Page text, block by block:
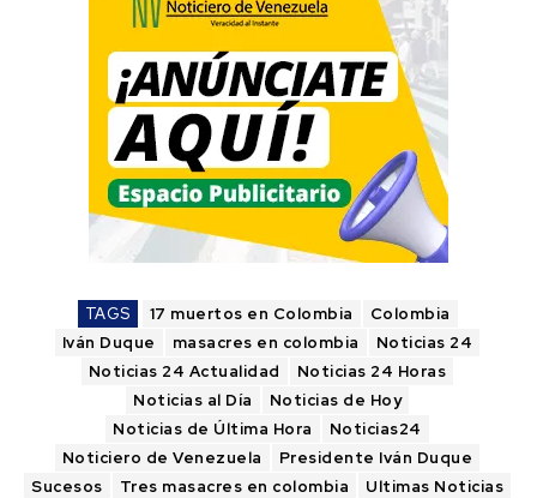
TAGS 17 muertos en Colombia
Colombia
Iván Duque
masacres en colombia
Noticias 24
Noticias 24 Actualidad
Noticias 24 Horas
Noticias al Día
Noticias de Hoy
Noticias de Última Hora
Noticias24
Noticiero de Venezuela
Presidente Iván Duque
Sucesos
Tres masacres en colombia
Ultimas Noticias